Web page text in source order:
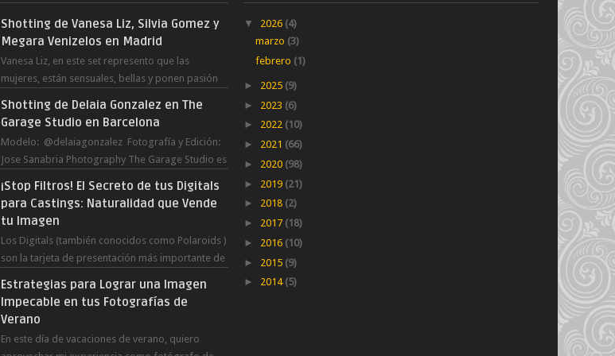
Shotting de Vanesa Liz, Silvia Gomez y
Megara Venizelos en Madrid
Vanesa Liz, en este set represento que las
mujeres, están sensuales, bellas y ponen pasión
Shotting de Delaia Gonzalez en The
Garage Studio en Barcelona
Modelo: @delaiagonzalez Fotografía y Edición:
Jose Sanabria Photography The Garage Studio es
¡Stop Filtros! El Secreto de tus Digitals
para Castings: Naturalidad que Vende
tu Imagen
Los Digitals (también conocidos como Polaroids )
son la tarjeta de presentación más importante de
Estrategias para Lograr una Imagen
Impecable en tus Fotografías de
Verano
En este día de vacaciones de verano, quiero
▼ 2026 (4)
marzo (3)
febrero (1)
► 2025 (9)
► 2023 (6)
► 2022 (10)
► 2021 (66)
► 2020 (98)
► 2019 (21)
► 2018 (2)
► 2017 (18)
► 2016 (10)
► 2015 (9)
► 2014 (5)